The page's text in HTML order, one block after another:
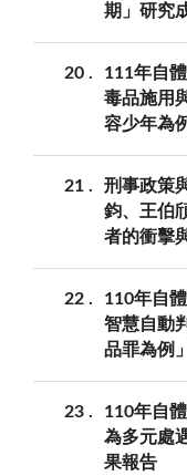
期」研究
20
111年自
毒品施用
容少年為
21
刑事政策
鈞、王伯
者的衝擊
22
110年自
智慧自動
品罪為例
23
110年自
為多元處
果報告